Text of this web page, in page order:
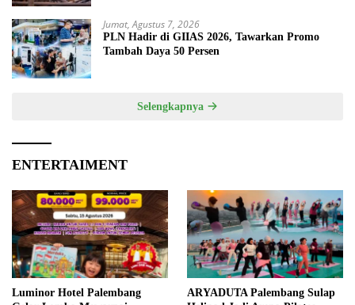
Jumat, Agustus 7, 2026
PLN Hadir di GIIAS 2026, Tawarkan Promo
Tambah Daya 50 Persen
Selengkapnya
ENTERTAIMENT
Luminor Hotel Palembang
ARYADUTA Palembang Sulap